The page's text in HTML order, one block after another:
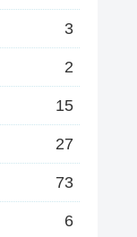
3
2
15
27
73
6